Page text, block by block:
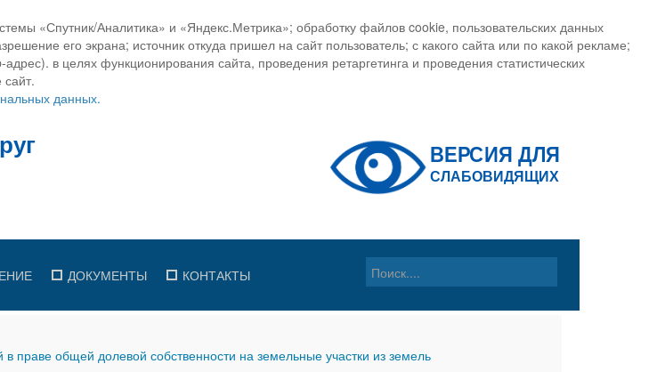
«Спутник/Аналитика» и «Яндекс.Метрика»; обработку файлов cookie, пользовательских данных
его экрана; источник откуда пришел на сайт пользователь; с какого сайта или по какой рекламе;
в целях функционирования сайта, проведения ретаргетинга и проведения статистических
данных.
ДОКУМЕНТЫ КОНТАКТЫ
общей долевой собственности на земельные участки из земель